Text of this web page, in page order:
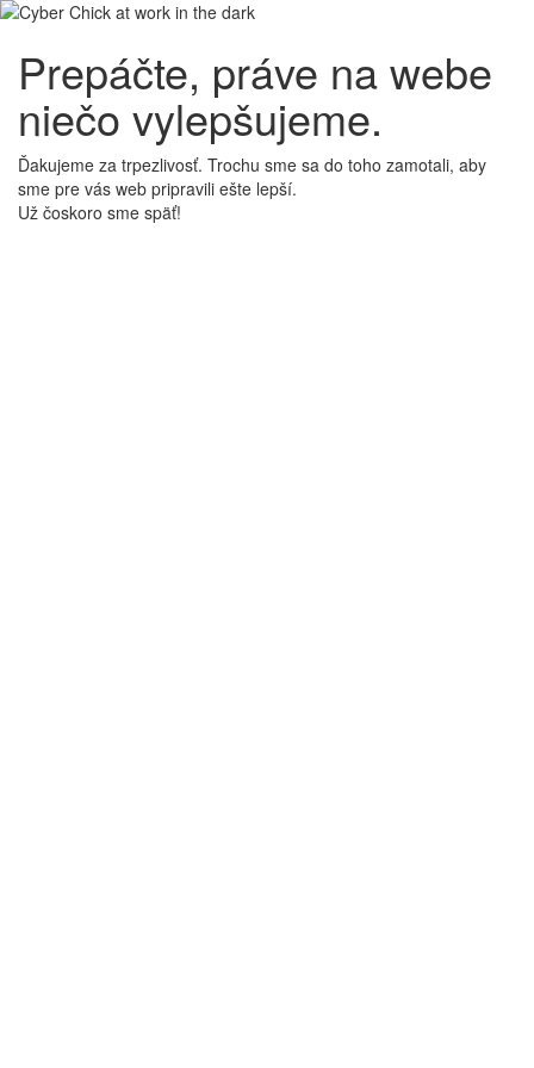
Prepáčte, práve na webe
niečo vylepšujeme.
Ďakujeme za trpezlivosť. Trochu sme sa do toho zamotali, aby
sme pre vás web pripravili ešte lepší.
Už čoskoro sme späť!